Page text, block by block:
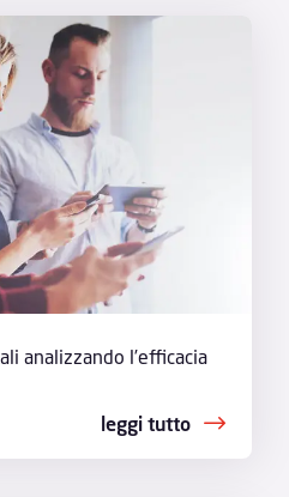
analizzando l’efficacia
leggi tutto